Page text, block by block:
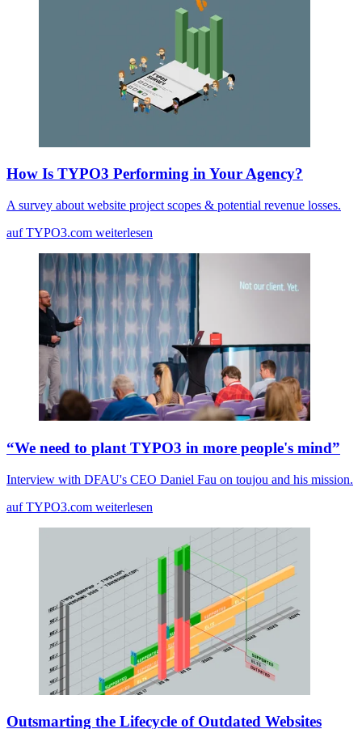
How Is TYPO3 Performing in Your Agency?
A survey about website project scopes & potential revenue losses.
auf TYPO3.com weiterlesen
“We need to plant TYPO3 in more people's mind”
Interview with DFAU's CEO Daniel Fau on toujou and his mission.
auf TYPO3.com weiterlesen
Outsmarting the Lifecycle of Outdated Websites